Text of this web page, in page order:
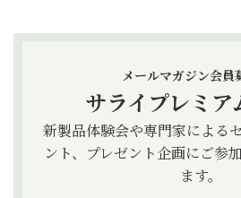
メールマガジン会員
サライプレミア
新製品体験会や専門家による
ント、プレゼント企画にご参
ます。